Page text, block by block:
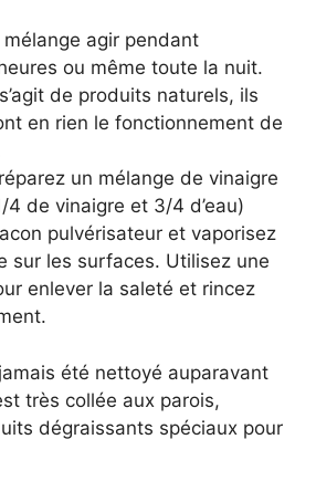
mélange agir pendant
ou même toute la nuit.
de produits naturels, ils
en rien le fonctionnement de
un mélange de vinaigre
4 de vinaigre et 3/4 d’eau)
pulvérisateur et vaporisez
sur les surfaces. Utilisez une
enlever la saleté et rincez
été nettoyé auparavant
très collée aux parois,
dégraissants spéciaux pour